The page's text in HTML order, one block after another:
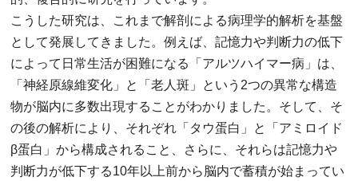
こうした研究は、これまで解剖による病理学的解析を基盤
として発展してきました。例えば、記憶力や判断力の低下
によって日常生活が困難になる「アルツハイマー病」は、
「神経原線維変化」と「老人斑」という2つの異常な構造
物が脳内に多数出現することがわかりました。そして、そ
の後の解析により、それぞれ「タウ蛋白」と「アミロイド
β蛋白」から構成されること、さらに、それらは記憶力や
判断力が低下する10年以上前から脳内で蓄積が始まってい